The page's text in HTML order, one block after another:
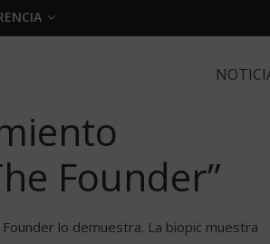
Founder”
lo demuestra. La biopic muestra